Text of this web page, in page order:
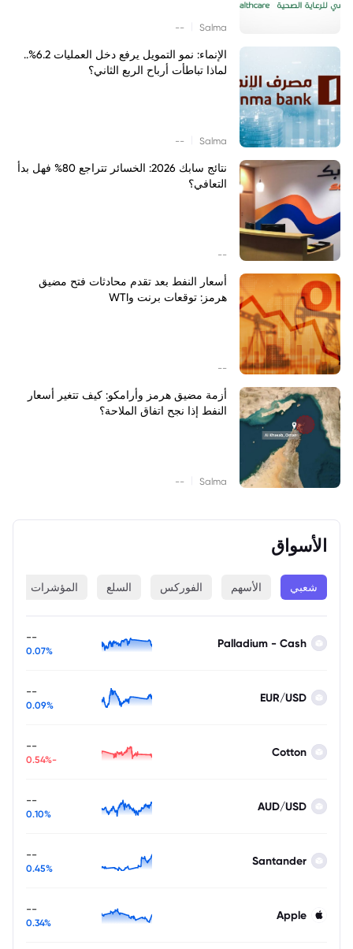
Salma
--
الإنماء: نمو التمويل يرفع دخل العمليات 6.2%..
لماذا تباطأت أرباح الربع الثاني؟
Salma
--
نتائج سابك 2026: الخسائر تتراجع 80% فهل بدأ
التعافي؟
--
أسعار النفط بعد تقدم محادثات فتح مضيق
هرمز: توقعات برنت وWTI
--
أزمة مضيق هرمز وأرامكو: كيف تتغير أسعار
النفط إذا نجح اتفاق الملاحة؟
Salma
--
الأسواق
شعبي الأسهم الفوركس السلع المؤشرات
Palladium - Cash
--
0.07%
EUR/USD
--
0.09%
Cotton
--
-0.54%
AUD/USD
--
0.10%
Santander
--
0.45%
Apple
--
0.34%